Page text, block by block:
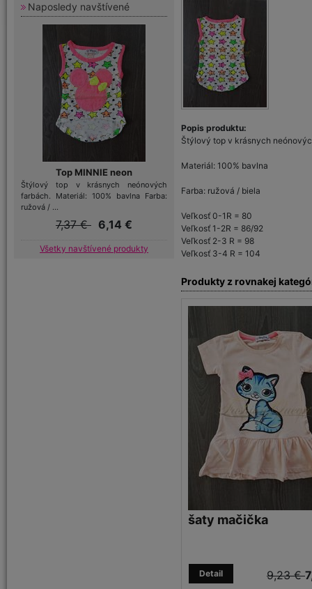
Naposledy navštívené
Top MINNIE neon
Štýlový top v krásnych neónových
farbách. Materiál: 100% bavlna Farba:
ružová / ...
7,37 € 6,14 €
Všetky navštívené produkty
Popis produktu:
Štýlový top v krásnych
Materiál: 100% bavlna
Farba: ružová / biela
Veľkosť 0-1R = 80
Veľkosť 1-2R = 86/92
Veľkosť 2-3 R = 98
Veľkosť 3-4 R = 104
Produkty z rovnakej
šaty mačička
9,23 €
Detail